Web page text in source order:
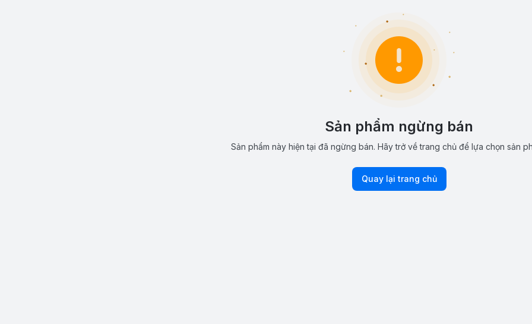
Sản phẩm ngừng bán
Sản phẩm này hiện tại đã ngừng bán. Hãy trở về trang chủ để lựa chọn sản
Quay lại trang chủ